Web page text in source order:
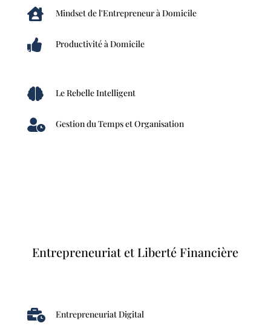
 Mindset de l'Entrepreneur à Domicile
 Productivité à Domicile
 Le Rebelle Intelligent
 Gestion du Temps et Organisation
Entrepreneuriat et Liberté Financière
 Entrepreneuriat Digital